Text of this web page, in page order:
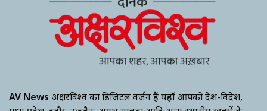
AV News अक्षरविश्व का डिजिटल वर्जन हैं यहाँ आपको देश-विदेश,